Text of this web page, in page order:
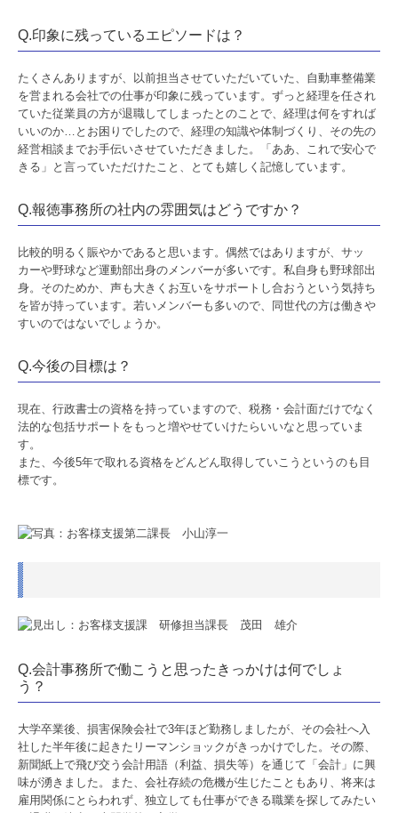
募集要項
経営者オススメ情報
経営者お役立ち情報
電帳法・インボイス最新情報
証憑保存機能
経営改善計画の策定支援
経営改善オンデマンド講座
グループ通算（有利・不利）判定
関与先向け融資商品ご紹介
国の共済制度活用コーナー
Q.印象に残っているエピソードは？
たくさんありますが、以前担当させていただいていた、自動車整備業
を営まれる会社での仕事が印象に残っています。ずっと経理を任され
ていた従業員の方が退職してしまったとのことで、経理は何をすれば
いいのか…とお困りでしたので、経理の知識や体制づくり、その先の
経営相談までお手伝いさせていただきました。「ああ、これで安心で
きる」と言っていただけたこと、とても嬉しく記憶しています。
Q.報徳事務所の社内の雰囲気はどうですか？
比較的明るく賑やかであると思います。偶然ではありますが、サッ
カーや野球など運動部出身のメンバーが多いです。私自身も野球部出
身。そのためか、声も大きくお互いをサポートし合おうという気持ち
を皆が持っています。若いメンバーも多いので、同世代の方は働きや
すいのではないでしょうか。
Q.今後の目標は？
現在、行政書士の資格を持っていますので、税務・会計面だけでなく
法的な包括サポートをもっと増やせていけたらいいなと思っていま
す。
また、今後5年で取れる資格をどんどん取得していこうというのも目
標です。
Q.会計事務所で働こうと思ったきっかけは何でしょ
う？
大学卒業後、損害保険会社で3年ほど勤務しましたが、その会社へ入
社した半年後に起きたリーマンショックがきっかけでした。その際、
新聞紙上で飛び交う会計用語（利益、損失等）を通じて「会計」に興
味が湧きました。また、会社存続の危機が生じたこともあり、将来は
雇用関係にとらわれず、独立しても仕事ができる職業を探してみたい